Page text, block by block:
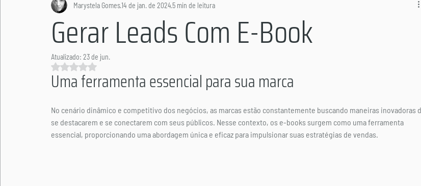
Gerar Leads Com E-Book
Marystela Gomes14 de jan. de 2024 5 min de leitura
Atualizado: 23 de jun.
Avaliado com NaN de 5 estrelas.
Uma ferramenta essencial para sua marca
No cenário dinâmico e competitivo dos negócios, as marcas estão constantemente buscando maneiras inovadoras
se destacarem e se conectarem com seus públicos. Nesse contexto, os e-books surgem como uma ferramenta
essencial, proporcionando uma abordagem única e eficaz para impulsionar suas estratégias de vendas.